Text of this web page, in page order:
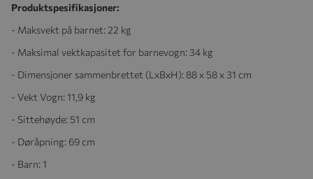
Produktspesifikasjoner:
- Maksvekt på barnet: 22 kg
- Maksimal vektkapasitet for barnevogn: 34 kg
- Dimensjoner sammenbrettet (LxBxH): 88 x 58 x 31 cm
- Vekt Vogn: 11,9 kg
- Sittehøyde: 51 cm
- Døråpning: 69 cm
- Barn: 1